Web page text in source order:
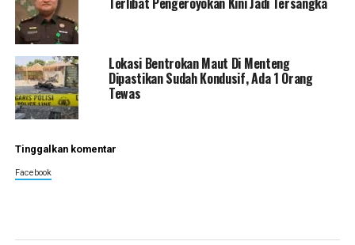
Lokasi Bentrokan Maut Di Menteng
Dipastikan Sudah Kondusif, Ada 1 Orang
Tewas
Tinggalkan komentar
Facebook